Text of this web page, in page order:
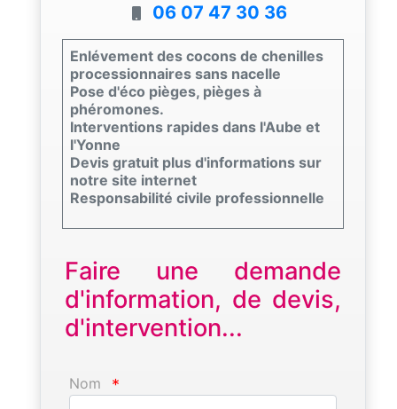
06 07 47 30 36
Enlévement des cocons de chenilles
processionnaires sans nacelle
Pose d'éco pièges, pièges à
phéromones.
Interventions rapides dans l'Aube et
l'Yonne
Devis gratuit plus d'informations sur
notre site internet
Responsabilité civile professionnelle
Faire une demande
d'information, de devis,
d'intervention...
Nom *